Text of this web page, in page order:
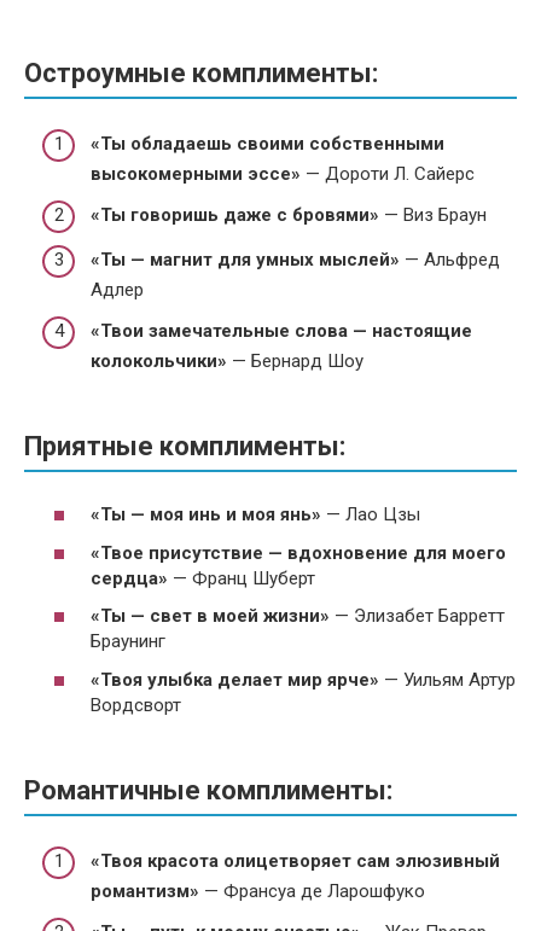
Остроумные комплименты:
«Ты обладаешь своими собственными
высокомерными эссе» — Дороти Л. Сайерс
«Ты говоришь даже с бровями» — Виз Браун
«Ты — магнит для умных мыслей» — Альфред
Адлер
«Твои замечательные слова — настоящие
колокольчики» — Бернард Шоу
Приятные комплименты:
«Ты — моя инь и моя янь» — Лао Цзы
«Твое присутствие — вдохновение для моего
сердца» — Франц Шуберт
«Ты — свет в моей жизни» — Элизабет Барретт
Браунинг
«Твоя улыбка делает мир ярче» — Уильям Артур
Вордсворт
Романтичные комплименты:
«Твоя красота олицетворяет сам элюзивный
романтизм» — Франсуа де Ларошфуко